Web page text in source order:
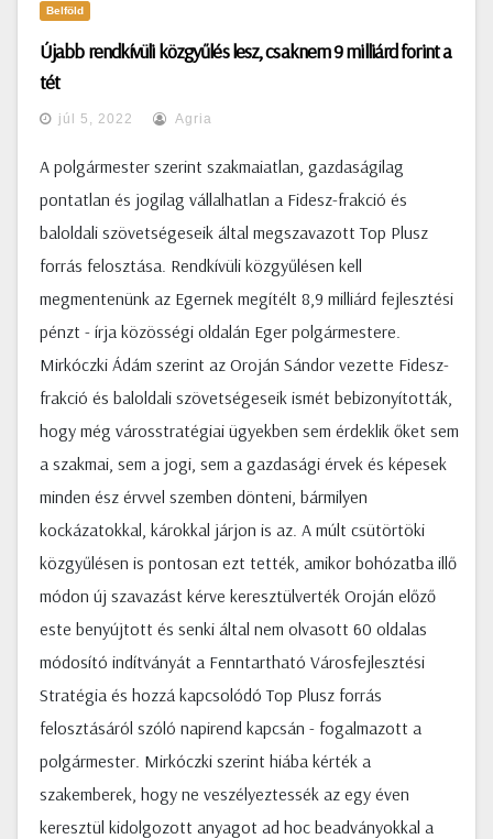
Belföld
Újabb rendkívüli közgyűlés lesz, csaknem 9 milliárd forint a
tét
júl 5, 2022 Agria
A polgármester szerint szakmaiatlan, gazdaságilag
pontatlan és jogilag vállalhatlan a Fidesz-frakció és
baloldali szövetségeseik által megszavazott Top Plusz
forrás felosztása. Rendkívüli közgyűlésen kell
megmentenünk az Egernek megítélt 8,9 milliárd fejlesztési
pénzt - írja közösségi oldalán Eger polgármestere.
Mirkóczki Ádám szerint az Oroján Sándor vezette Fidesz-
frakció és baloldali szövetségeseik ismét bebizonyították,
hogy még városstratégiai ügyekben sem érdeklik őket sem
a szakmai, sem a jogi, sem a gazdasági érvek és képesek
minden ész érvvel szemben dönteni, bármilyen
kockázatokkal, károkkal járjon is az. A múlt csütörtöki
közgyűlésen is pontosan ezt tették, amikor bohózatba illő
módon új szavazást kérve keresztülverték Oroján előző
este benyújtott és senki által nem olvasott 60 oldalas
módosító indítványát a Fenntartható Városfejlesztési
Stratégia és hozzá kapcsolódó Top Plusz forrás
felosztásáról szóló napirend kapcsán - fogalmazott a
polgármester. Mirkóczki szerint hiába kérték a
szakemberek, hogy ne veszélyeztessék az egy éven
keresztül kidolgozott anyagot ad hoc beadványokkal a